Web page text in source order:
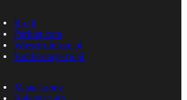
Rp.pl
Parkiet.com
Wiescirolnicze.pl
Konferencje.rp.pl
Mapa strony